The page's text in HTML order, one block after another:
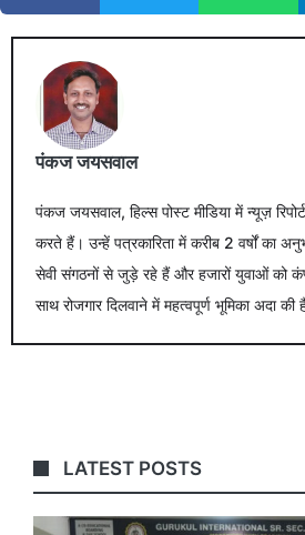
पंकज जयसवाल
पंकज जयसवाल, हिल्स पोस्ट मीडिया में न्यूज़
करते हैं। उन्हें पत्रकारिता में करीब 2 वर्षों का
सेवी संगठनों से जुड़े रहे हैं और हजारों युवाओं को
साथ रोजगार दिलवाने में महत्वपूर्ण भूमिका अदा की
LATEST POSTS